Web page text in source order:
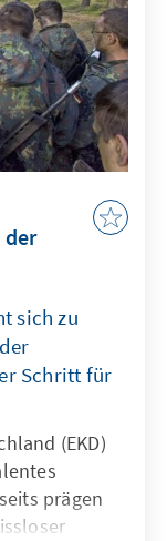
der
sich zu
Schritt für
(EKD)
prägen